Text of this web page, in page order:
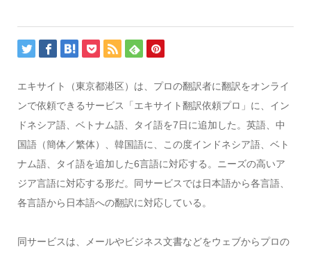
エキサイト（東京都港区）は、プロの翻訳者に翻訳をオンライ
ンで依頼できるサービス「エキサイト翻訳依頼プロ」に、イン
ドネシア語、ベトナム語、タイ語を7日に追加した。英語、中
国語（簡体／繁体）、韓国語に、この度インドネシア語、ベト
ナム語、タイ語を追加した6言語に対応する。ニーズの高いア
ジア言語に対応する形だ。同サービスでは日本語から各言語、
各言語から日本語への翻訳に対応している。
同サービスは、メールやビジネス文書などをウェブからプロの